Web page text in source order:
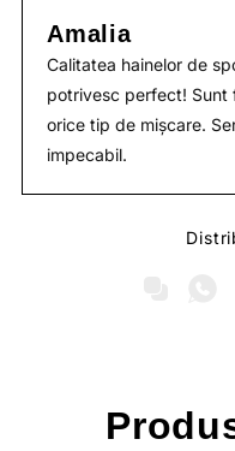
Amalia
Calitatea hainelor de
potrivesc perfect! Sunt
orice tip de mișcare.
impecabil.